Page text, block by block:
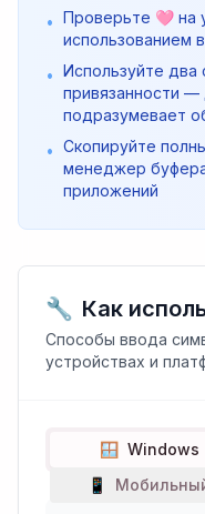
• Проверьте 🩷 на
использованием
• Используйте два
привязанности —
подразумевает
• Скопируйте
менеджер
приложений
🔧 Как
Способы ввода
устройствах и
🪟 Windows
📱